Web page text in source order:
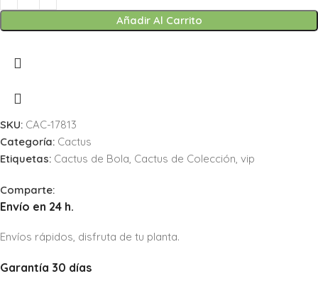
Añadir Al Carrito
SKU: CAC-17813
Categoría: Cactus
Etiquetas: Cactus de Bola Cactus de Colección vip
Comparte:
Envío en 24 h.
Envíos rápidos, disfruta de tu planta.
Garantía 30 días